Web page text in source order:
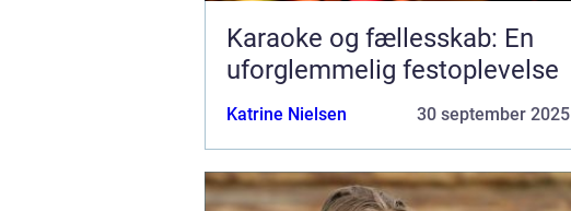
Karaoke og fællesskab: En
uforglemmelig festoplevelse
Katrine Nielsen 30 september 2025